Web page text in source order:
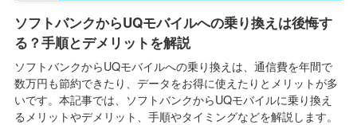
ソフトバンクからUQモバイルへの乗り換えは後悔す
る？手順とデメリットを解説
ソフトバンクからUQモバイルへの乗り換えは、通信費を年間で
数万円も節約できたり、データをお得に使えたりとメリットが多
いです。本記事では、ソフトバンクからUQモバイルに乗り換え
るメリットやデメリット、手順やタイミングなどを解説します。